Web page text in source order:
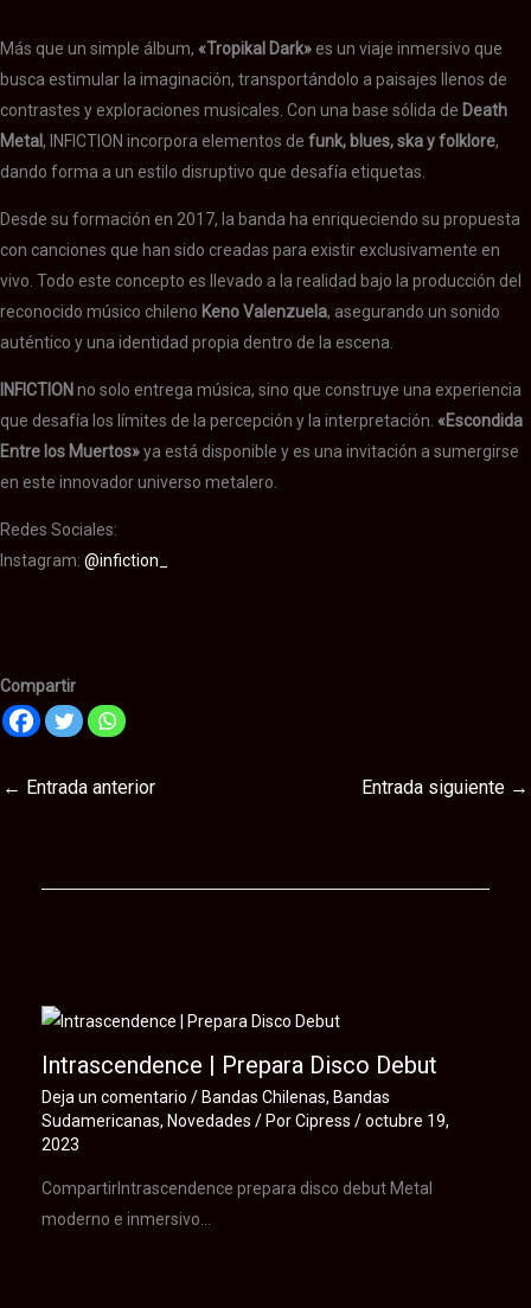
Más que un simple álbum, «Tropikal Dark»es un viaje inmersivo que
busca estimular la imaginación, transportándolo a paisajes llenos de
contrastes y exploraciones musicales. Con una base sólida de Death
Metal, INFICTION incorpora elementos de funk, blues, ska y folklore,
dando forma a un estilo disruptivo que desafía etiquetas.
Desde su formación en 2017, la banda ha enriqueciendo su propuesta
con canciones que han sido creadas para existir exclusivamente en
vivo. Todo este concepto es llevado a la realidad bajo la producción del
reconocido músico chileno Keno Valenzuela, asegurando un sonido
auténtico y una identidad propia dentro de la escena.
INFICTION no solo entrega música, sino que construye una experiencia
que desafía los límites de la percepción y la interpretación. «Escondida
Entre los Muertos»ya está disponible y es una invitación a sumergirse
en este innovador universo metalero.
Redes Sociales:
Instagram: @infiction_
Compartir
← Entrada anterior Entrada siguiente →
Intrascendence | Prepara Disco Debut
Deja un comentario /Bandas Chilenas, Bandas
Sudamericanas, Novedades / PorCipress /octubre 19,
2023
CompartirIntrascendence prepara disco debut Metal
moderno e inmersivo…